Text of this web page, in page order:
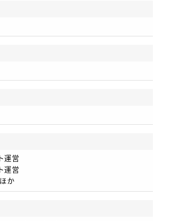
運営
運営
か